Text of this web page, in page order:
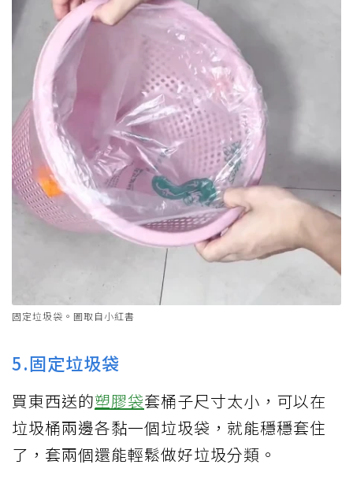
固定垃圾袋。圖取自小紅書
5.固定垃圾袋
買東西送的塑膠袋套桶子尺寸太小，可以在
垃圾桶兩邊各黏一個垃圾袋，就能穩穩套住
了，套兩個還能輕鬆做好垃圾分類。